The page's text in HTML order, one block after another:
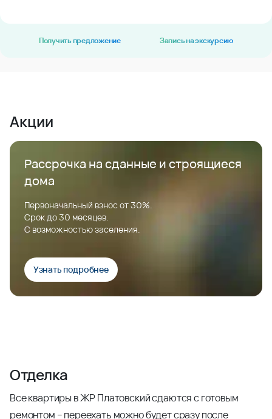
Получить предложение Запись на экскурсию
Акции
Рассрочка на сданные и строящиеся
дома
Первоначальный взнос от 30%.
Срок до 30 месяцев.
С возможностью заселения.
Узнать подробнее
Отделка
Все квартиры в ЖР Платовский сдаются с готовым
ремонтом – переехать можно будет сразу после